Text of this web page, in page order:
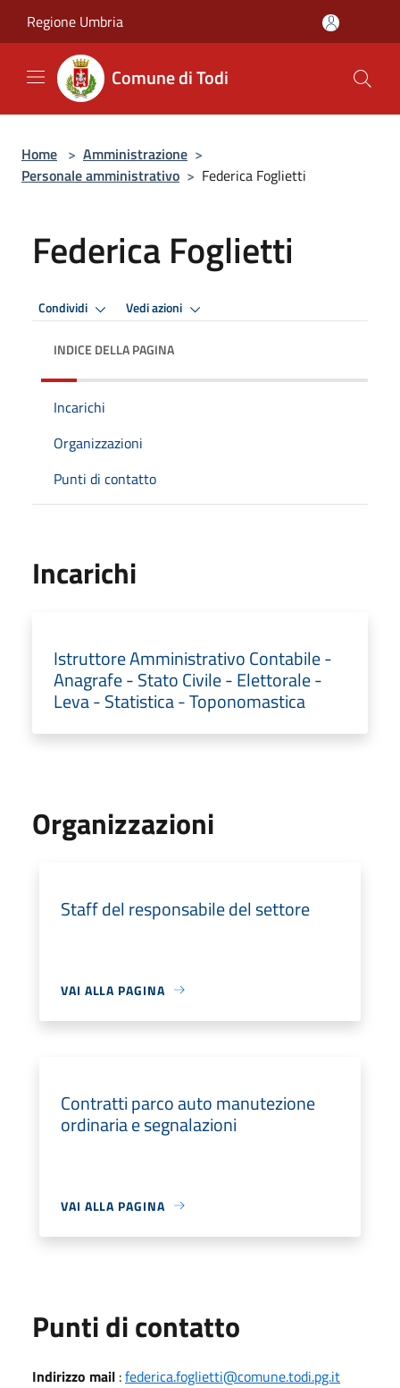
Regione Umbria
Comune di Todi
Home > Amministrazione >
Personale amministrativo > Federica Foglietti
Federica Foglietti
Condividi Vedi azioni
INDICE DELLA PAGINA
Incarichi
Organizzazioni
Punti di contatto
Incarichi
Istruttore Amministrativo Contabile -
Anagrafe - Stato Civile - Elettorale -
Leva - Statistica - Toponomastica
Organizzazioni
Staff del responsabile del settore
VAI ALLA PAGINA
Contratti parco auto manutezione
ordinaria e segnalazioni
VAI ALLA PAGINA
Punti di contatto
Indirizzo mail :federica.foglietti@comune.todi.pg.it